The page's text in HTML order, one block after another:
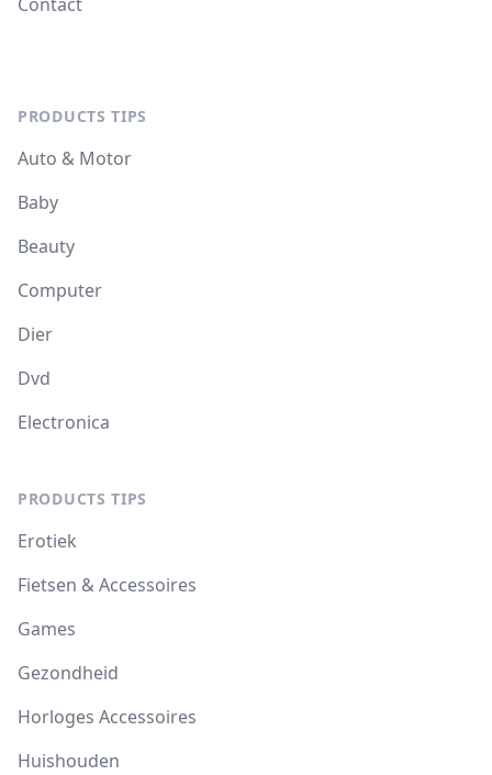
PRODUCTS TIPS
Auto & Motor
Baby
Beauty
Computer
Dier
Dvd
Electronica
PRODUCTS TIPS
Erotiek
Fietsen & Accessoires
Games
Gezondheid
Horloges Accessoires
Huishouden